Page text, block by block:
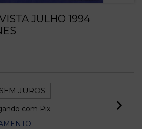
JULHO 1994
SEM JUROS
com Pix